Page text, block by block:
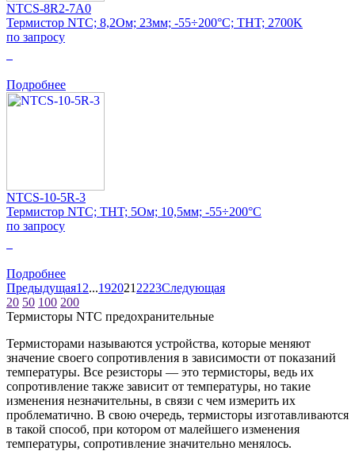
NTCS-8R2-7A0
Термистор NTC; 8,2Ом; 23мм; -55÷200°C; THT; 2700K
по запросу
Подробнее
NTCS-10-5R-3
Термистор NTC; THT; 5Ом; 10,5мм; -55÷200°C
по запросу
Подробнее
Предыдущая1 2...192021 2223Следующая
20 50 100 200
Термисторы NTC предохранительные
Термисторами называются устройства, которые меняют
значение своего сопротивления в зависимости от показаний
температуры. Все резисторы — это термисторы, ведь их
сопротивление также зависит от температуры, но такие
изменения незначительны, в связи с чем измерить их
проблематично. В свою очередь, термисторы изготавливаются
в такой способ, при котором от малейшего изменения
температуры, сопротивление значительно менялось.